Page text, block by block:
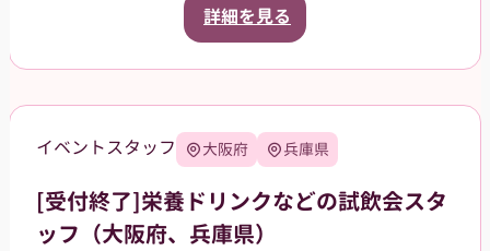
ながら問題解決に取り組んで頂けます。また業務手
詳細を見る
イベントスタッフ 大阪府 兵庫県
[受付終了]栄養ドリンクなどの試飲会スタ
ッフ（大阪府、兵庫県）